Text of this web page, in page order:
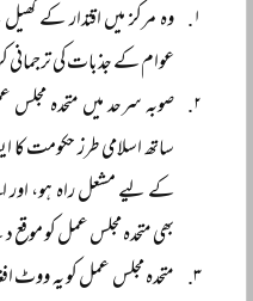
وہ مرکز میں اقتدار کے
عوام کے جذبات کی
صوبہ سرحد میں متحدہ
ساتھ اسلامی طرز حکومت
کے لیے مشعل راہ ہو،
بھی متحدہ مجلس عمل کو موقع
متحدہ مجلس عمل کو یہ